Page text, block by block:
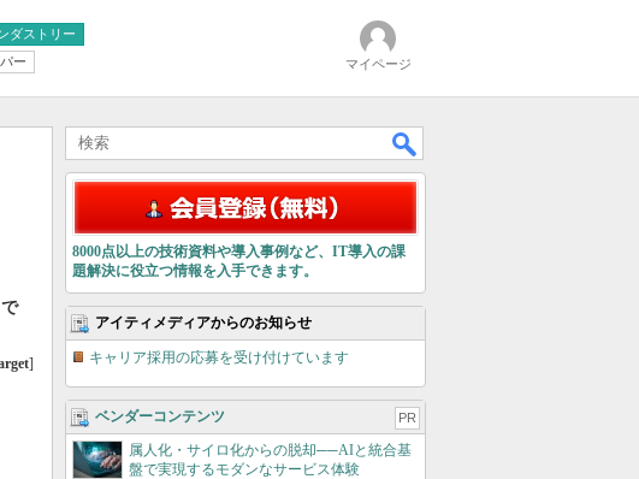
ダストリー
ー マイページ
]
8000点以上の技術資料や導入事例など、IT導入の課
題解決に役立つ情報を入手できます。
アイティメディアからのお知らせ
キャリア採用の応募を受け付けています
ベンダーコンテンツ PR
属人化・サイロ化からの脱却──AIと統合基
盤で実現するモダンなサービス体験